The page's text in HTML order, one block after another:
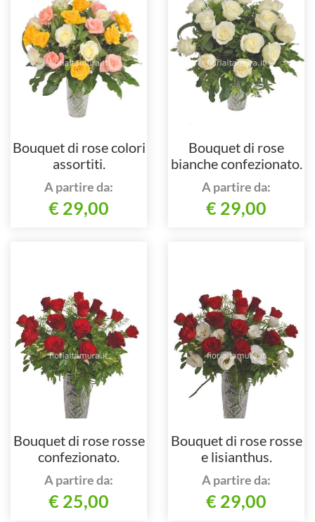
Bouquet di rose colori
assortiti.
A partire da:
€ 29,00
Bouquet di rose
bianche confezionato.
A partire da:
€ 29,00
Bouquet di rose rosse
confezionato.
A partire da:
€ 25,00
Bouquet di rose rosse
e lisianthus.
A partire da:
€ 29,00